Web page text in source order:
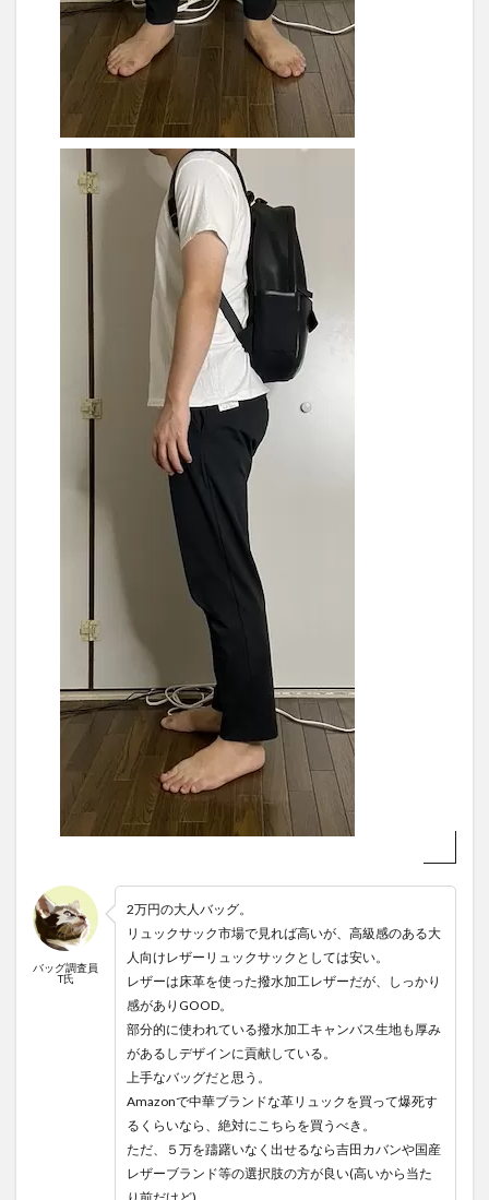
バッグ調査員
T氏
2万円の大人バッグ。
リュックサック市場で見れば高いが、高級感のある大
人向けレザーリュックサックとしては安い。
レザーは床革を使った撥水加工レザーだが、しっかり
感がありGOOD。
部分的に使われている撥水加工キャンバス生地も厚み
があるしデザインに貢献している。
上手なバッグだと思う。
Amazonで中華ブランドな革リュックを買って爆死す
るくらいなら、絶対にこちらを買うべき。
ただ、５万を躊躇いなく出せるなら吉田カバンや国産
レザーブランド等の選択肢の方が良い(高いから当た